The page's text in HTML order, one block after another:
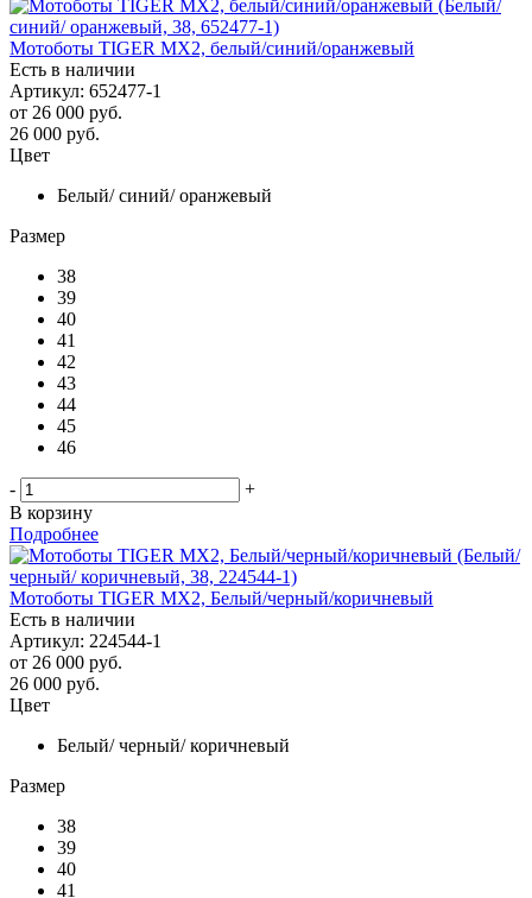
Мотоботы TIGER MX2, белый/синий/оранжевый
Есть в наличии
Артикул: 652477-1
от 26 000 руб.
26 000 руб.
Цвет
Белый/ синий/ оранжевый
Размер
38
39
40
41
42
43
44
45
46
-
+
В корзину
Подробнее
Мотоботы TIGER MX2, Белый/черный/коричневый
Есть в наличии
Артикул: 224544-1
от 26 000 руб.
26 000 руб.
Цвет
Белый/ черный/ коричневый
Размер
38
39
40
41